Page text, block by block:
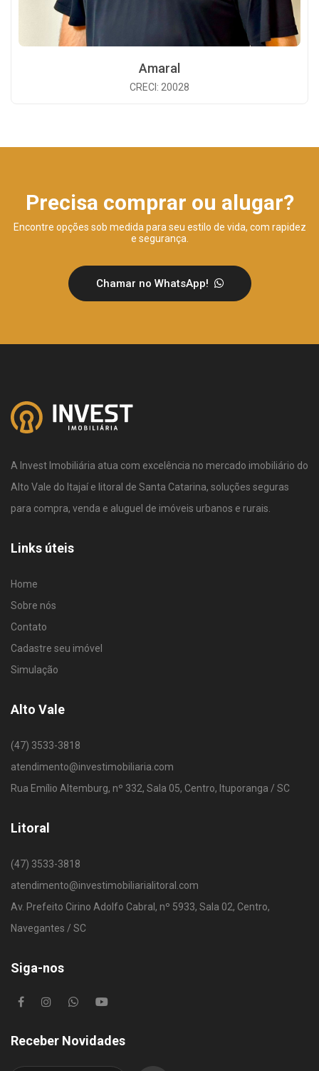
Amaral
CRECI: 20028
Precisa comprar ou alugar?
Encontre opções sob medida para seu estilo de vida, com rapidez
e segurança.
Chamar no WhatsApp!
A Invest Imobiliária atua com excelência no mercado imobiliário do
Alto Vale do Itajaí e litoral de Santa Catarina, soluções seguras
para compra, venda e aluguel de imóveis urbanos e rurais.
Links úteis
Home
Sobre nós
Contato
Cadastre seu imóvel
Simulação
Alto Vale
(47) 3533-3818
atendimento@investimobiliaria.com
Rua Emílio Altemburg, nº 332, Sala 05, Centro, Ituporanga / SC
Litoral
(47) 3533-3818
atendimento@investimobiliarialitoral.com
Av. Prefeito Cirino Adolfo Cabral, nº 5933, Sala 02, Centro,
Navegantes / SC
Siga-nos
Receber Novidades